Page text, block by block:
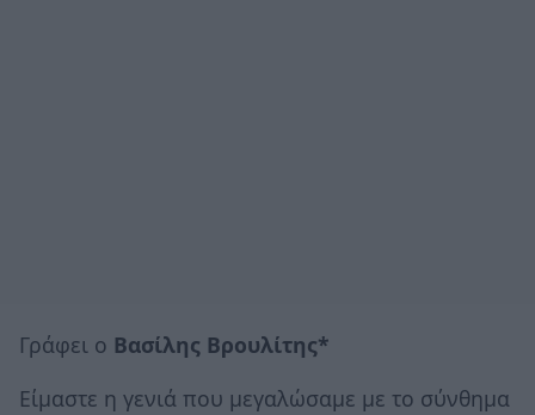
Γράφει ο Βασίλης Βρουλίτης*
Είμαστε η γενιά που μεγαλώσαμε με το σύνθημα